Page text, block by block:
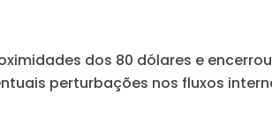
dos 80 dólares e
perturbações nos fluxos